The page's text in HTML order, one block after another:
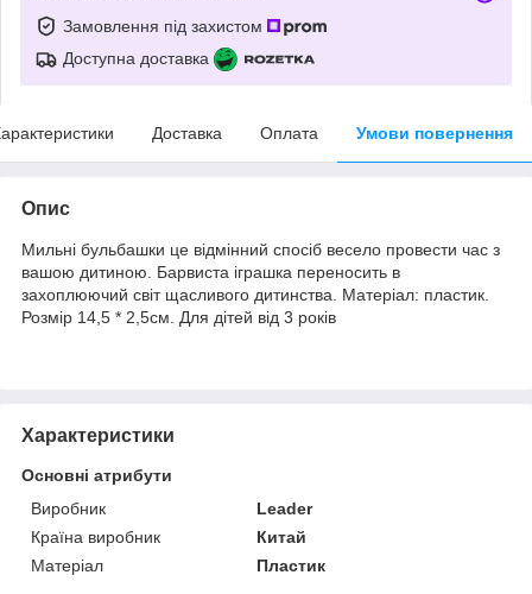
Замовлення під захистом
Доступна доставка
Доставка Оплата Умови повернення
Опис
Мильні бульбашки це відмінний спосіб весело провести час з
вашою дитиною. Барвиста іграшка переносить в
захоплюючий світ щасливого дитинства. Матеріал: пластик.
Розмір 14,5 * 2,5см. Для дітей від 3 років
Характеристики
Основні атрибути
Виробник
Leader
Країна виробник
Китай
Матеріал
Пластик